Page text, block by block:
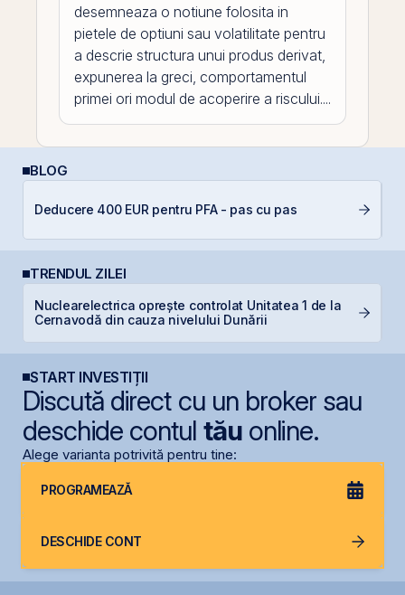
desemneaza o notiune folosita in
pietele de optiuni sau volatilitate pentru
a descrie structura unui produs derivat,
expunerea la greci, comportamentul
primei ori modul de acoperire a riscului....
BLOG
Deducere 400 EUR pentru PFA - pas cu pas
TRENDUL ZILEI
Nuclearelectrica oprește controlat Unitatea 1 de la
Cernavodă din cauza nivelului Dunării
START INVESTIȚII
Discută direct cu un broker sau
deschide contul tăuonline.
Alege varianta potrivită pentru tine:
PROGRAMEAZĂ
DESCHIDE CONT